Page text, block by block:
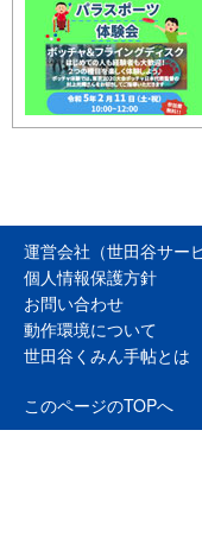
運営会社（世田谷サー
個人情報保護方針
お問い合わせ
動作環境について
世田谷くみん手帖とは
このページのTOPへ